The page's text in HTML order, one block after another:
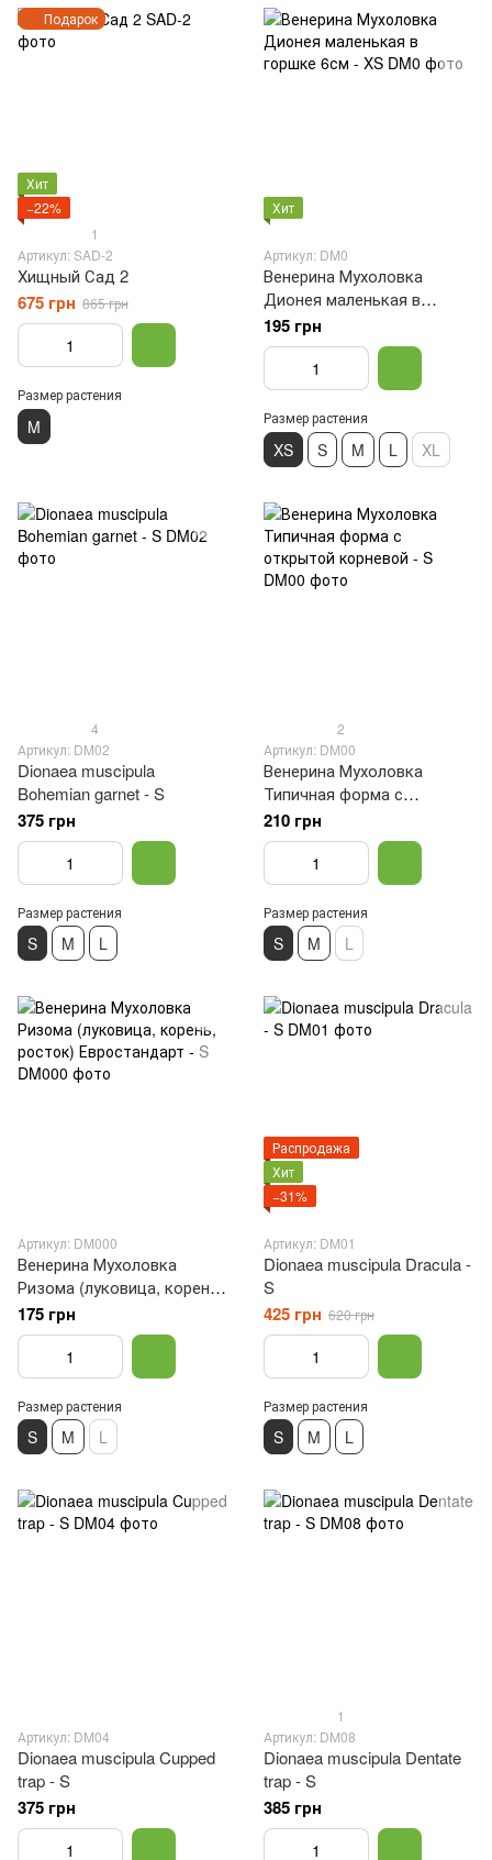
Подарок
Хит
−22%
1
Артикул: SAD-2
Хищный Сад 2
675 грн 865 грн
Размер растения
M
Хит
Артикул: DM0
Венерина Мухоловка
Дионея маленькая в
горшке 6см - XS
195 грн
Размер растения
XS S M L XL
4
Артикул: DM02
Dionaea muscipula
Bohemian garnet - S
375 грн
Размер растения
S M L
2
Артикул: DM00
Венерина Мухоловка
Типичная форма с
открытой корневой - S
210 грн
Размер растения
S M L
Артикул: DM000
Венерина Мухоловка
Ризома (луковица, корень,
росток) Евростандарт - S
175 грн
Размер растения
S M L
Распродажа
Хит
−31%
Артикул: DM01
Dionaea muscipula Dracula -
S
425 грн 620 грн
Размер растения
S M L
Артикул: DM04
Dionaea muscipula Cupped
trap - S
375 грн
1
Артикул: DM08
Dionaea muscipula Dentate
trap - S
385 грн